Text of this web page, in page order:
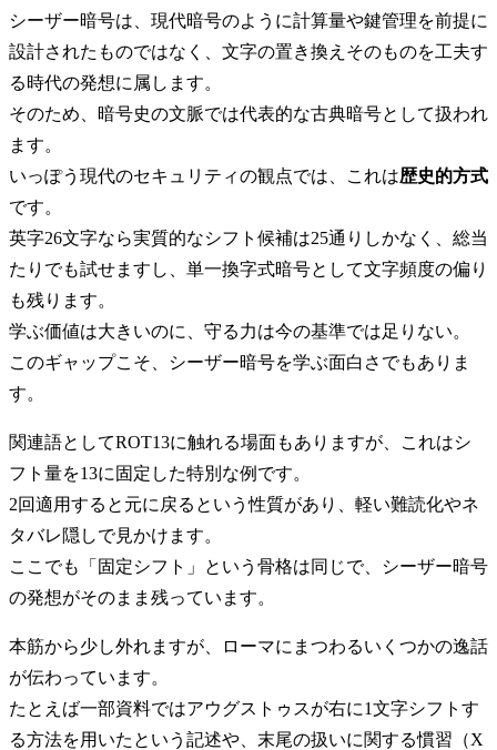
シーザー暗号は、現代暗号のように計算量や鍵管理を前提に
設計されたものではなく、文字の置き換えそのものを工夫す
る時代の発想に属します。
そのため、暗号史の文脈では代表的な古典暗号として扱われ
ます。
いっぽう現代のセキュリティの観点では、これは歴史的方式
です。
英字26文字なら実質的なシフト候補は25通りしかなく、総当
たりでも試せますし、単一換字式暗号として文字頻度の偏り
も残ります。
学ぶ価値は大きいのに、守る力は今の基準では足りない。
このギャップこそ、シーザー暗号を学ぶ面白さでもありま
す。
関連語としてROT13に触れる場面もありますが、これはシ
フト量を13に固定した特別な例です。
2回適用すると元に戻るという性質があり、軽い難読化やネ
タバレ隠しで見かけます。
ここでも「固定シフト」という骨格は同じで、シーザー暗号
の発想がそのまま残っています。
本筋から少し外れますが、ローマにまつわるいくつかの逸話
が伝わっています。
たとえば一部資料ではアウグストゥスが右に1文字シフトす
る方法を用いたという記述や、末尾の扱いに関する慣習（X